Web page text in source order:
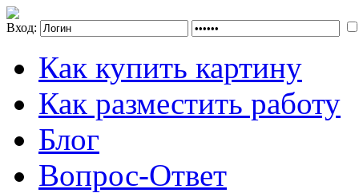
Вход:
Как купить картину
Как разместить работу
Блог
Вопрос-Ответ